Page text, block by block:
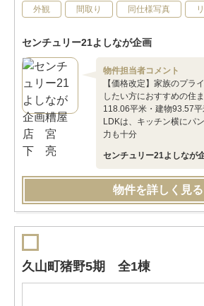
外観 間取り 同仕様写真
センチュリー21よしなが企画
物件担当者コメント
【価格改定】家族のプラ
したい方におすすめの住
118.06平米・建物93.57
LDKは、キッチン横にパ
力も十分
センチュリー21よしな
物件を詳しく見る
久山町猪野5期 全1棟